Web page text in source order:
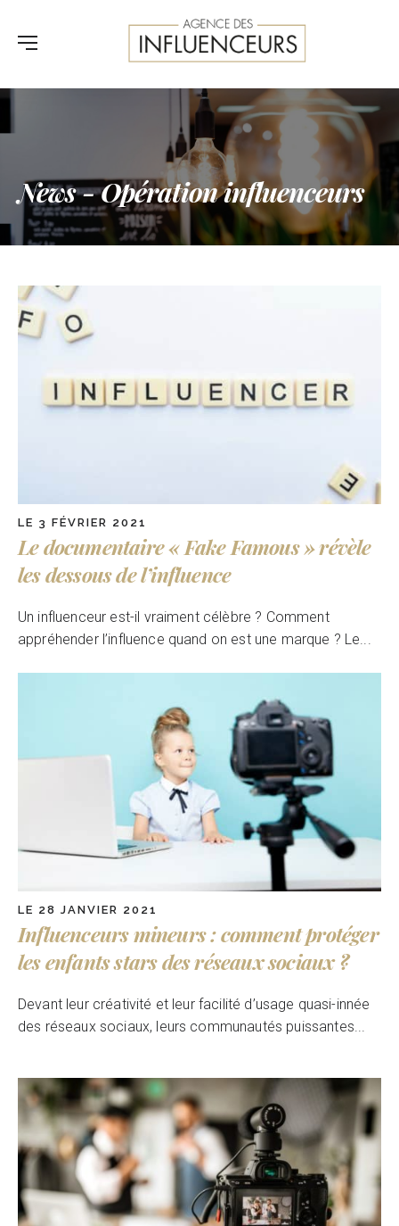
News - Opération influenceurs
LE 3 FÉVRIER 2021
Le documentaire « Fake Famous » révèle
les dessous de l’influence
Un influenceur est-il vraiment célèbre ? Comment
appréhender l’influence quand on est une marque ? Le...
LE 28 JANVIER 2021
Influenceurs mineurs : comment protéger
les enfants stars des réseaux sociaux ?
Devant leur créativité et leur facilité d’usage quasi-innée
des réseaux sociaux, leurs communautés puissantes...